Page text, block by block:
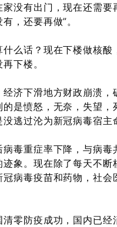
没有出门，现在还需
，还要再做”。
么话？现在下楼做核
下楼。
济下滑地方财政崩溃
是愤怒，无奈，失望
逃过沦为新冠病毒宿主
毒重症率下降，与病
象。现在除了每天不
病毒疫苗和药物，社
零防疫成功，国内已